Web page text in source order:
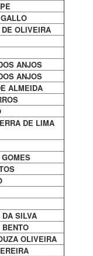
OLIVEIRA
ANJOS
ANJOS
ALMEIDA
DE LIMA
SILVA
OLIVEIRA